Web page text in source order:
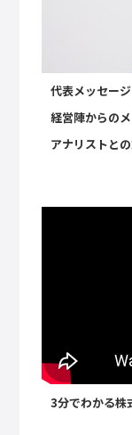
代表メッセージ
経営陣からの
アナリストと
3分でわかる株